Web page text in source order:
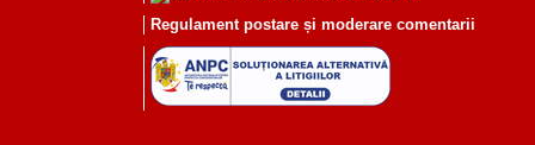
Regulament postare și moderare comentarii